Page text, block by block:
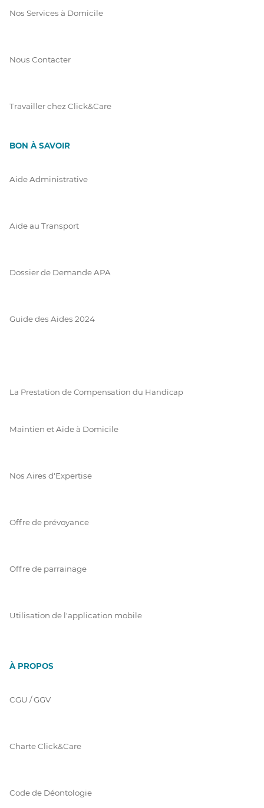
Nos Services à Domicile
Nous Contacter
Travailler chez Click&Care
BON À SAVOIR
Aide Administrative
Aide au Transport
Dossier de Demande APA
Guide des Aides 2024
La Prestation de Compensation du Handicap
Maintien et Aide à Domicile
Nos Aires d'Expertise
Offre de prévoyance
Offre de parrainage
Utilisation de l'application mobile
À PROPOS
CGU / GGV
Charte Click&Care
Code de Déontologie